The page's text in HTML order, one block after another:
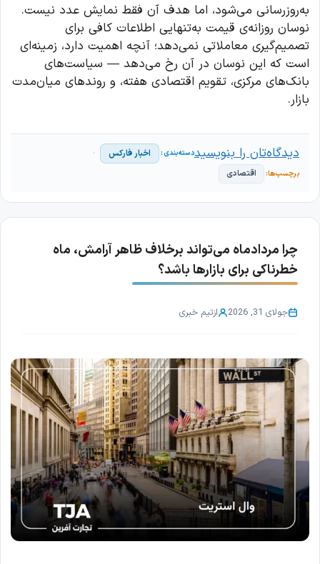
به‌روزرسانی می‌شود، اما هدف آن فقط نمایش عدد نیست.
نوسان روزانه‌ی قیمت به‌تنهایی اطلاعات کافی برای
تصمیم‌گیری معاملاتی نمی‌دهد؛ آنچه اهمیت دارد، زمینه‌ای
است که این نوسان در آن رخ می‌دهد — سیاست‌های
بانک‌های مرکزی، تقویم اقتصادی هفته، و روندهای میان‌مدت
بازار.
اخبار فارکس
اقتصادی
دیدگاه‌تان را بنویسید
چرا مردادماه می‌تواند برخلاف ظاهر آرامش، ماه
خطرناکی برای بازارها باشد؟
جولای 31, 2026 ازتیم خبری